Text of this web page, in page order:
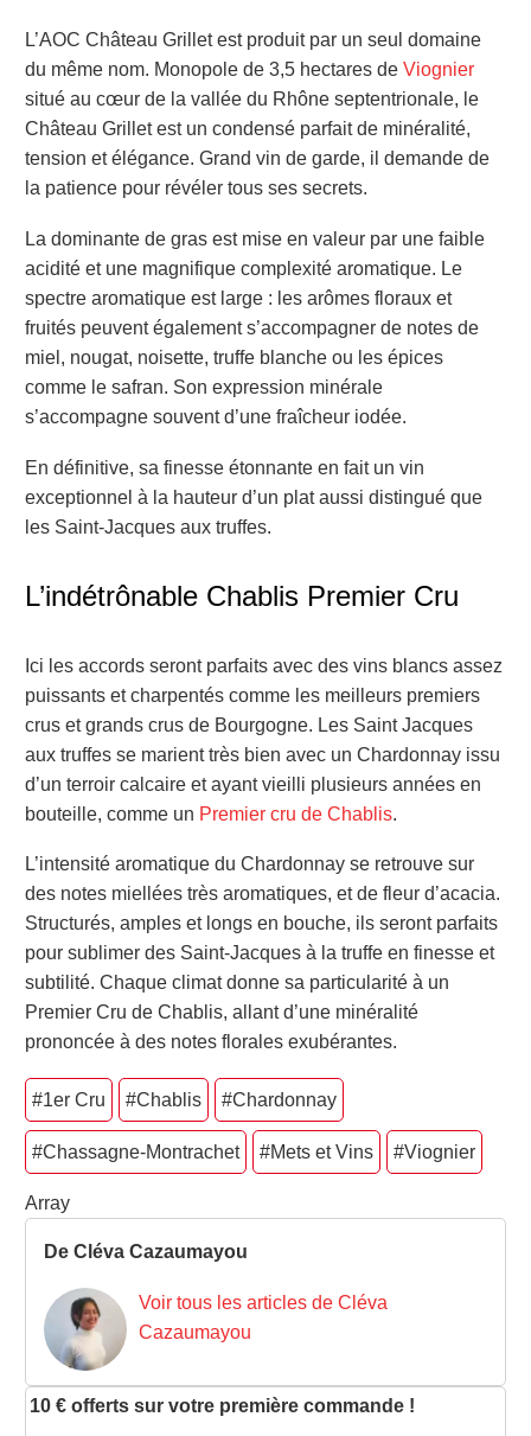
L’AOC Château Grillet est produit par un seul domaine
du même nom. Monopole de 3,5 hectares de Viognier
situé au cœur de la vallée du Rhône septentrionale, le
Château Grillet est un condensé parfait de minéralité,
tension et élégance. Grand vin de garde, il demande de
la patience pour révéler tous ses secrets.
La dominante de gras est mise en valeur par une faible
acidité et une magnifique complexité aromatique. Le
spectre aromatique est large : les arômes floraux et
fruités peuvent également s’accompagner de notes de
miel, nougat, noisette, truffe blanche ou les épices
comme le safran. Son expression minérale
s’accompagne souvent d’une fraîcheur iodée.
En définitive, sa finesse étonnante en fait un vin
exceptionnel à la hauteur d’un plat aussi distingué que
les Saint-Jacques aux truffes.
L’indétrônable Chablis Premier Cru
Ici les accords seront parfaits avec des vins blancs assez
puissants et charpentés comme les meilleurs premiers
crus et grands crus de Bourgogne. Les Saint Jacques
aux truffes se marient très bien avec un Chardonnay issu
d’un terroir calcaire et ayant vieilli plusieurs années en
bouteille, comme un Premier cru de Chablis.
L’intensité aromatique du Chardonnay se retrouve sur
des notes miellées très aromatiques, et de fleur d’acacia.
Structurés, amples et longs en bouche, ils seront parfaits
pour sublimer des Saint-Jacques à la truffe en finesse et
subtilité. Chaque climat donne sa particularité à un
Premier Cru de Chablis, allant d’une minéralité
prononcée à des notes florales exubérantes.
#1er Cru #Chablis #Chardonnay
#Chassagne-Montrachet #Mets et Vins #Viognier
Array
De Cléva Cazaumayou
Voir tous les articles de Cléva
Cazaumayou
10 € offerts sur votre première commande !